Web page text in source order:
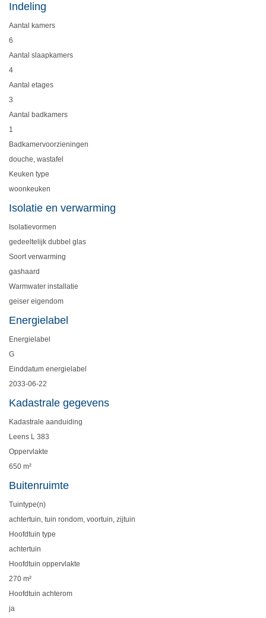
Indeling
Aantal kamers
6
Aantal slaapkamers
4
Aantal etages
3
Aantal badkamers
1
Badkamervoorzieningen
douche, wastafel
Keuken type
woonkeuken
Isolatie en verwarming
Isolatievormen
gedeeltelijk dubbel glas
Soort verwarming
gashaard
Warmwater installatie
geiser eigendom
Energielabel
Energielabel
G
Einddatum energielabel
2033-06-22
Kadastrale gegevens
Kadastrale aanduiding
Leens L 383
Oppervlakte
650 m²
Buitenruimte
Tuintype(n)
achtertuin, tuin rondom, voortuin, zijtuin
Hoofdtuin type
achtertuin
Hoofdtuin oppervlakte
270 m²
Hoofdtuin achterom
ja